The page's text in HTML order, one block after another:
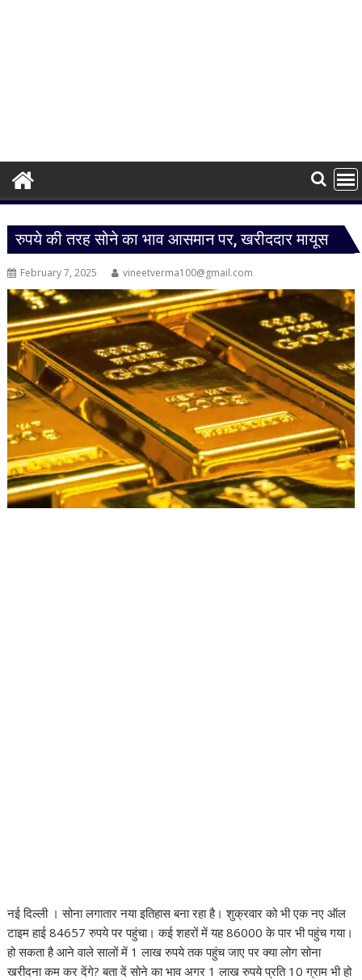
रुपये की तरह सोने का भाव आसमान पर, खरीददार मायूस
February 7, 2025 vineetverma100@gmail.com
नई दिल्ली । सोना लगातार नया इतिहास बना रहा है। शुक्रवार को भी एक नए ऑल
टाइम हाई 84657 रुपये पर पहुंचा। कई शहरों में यह 86000 के पार भी पहुंच गया।
हो सकता है आने वाले सालों में 1 लाख रुपये तक पहुंच जाए पर क्या लोग सोना
खरीदना कम कर देंगे? बता दें सोने का भाव अगर 1 लाख रुपये प्रति 10 ग्राम भी हो